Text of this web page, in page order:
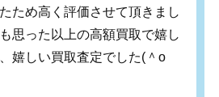
ため高く評価させて頂きまし
思った以上の高額買取で嬉し
嬉しい買取査定でした‪(＾ o